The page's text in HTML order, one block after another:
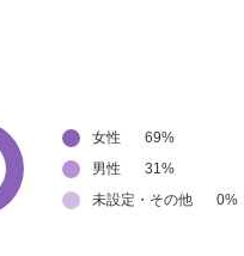
女性 69%
男性
31%
未設定・その他
0%